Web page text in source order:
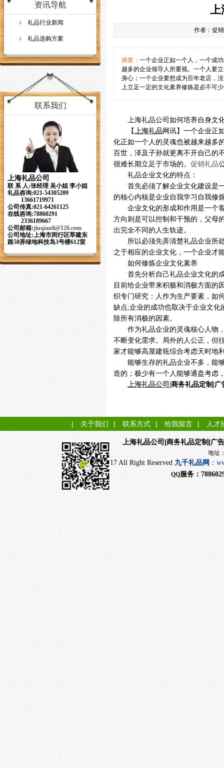
资讯导航
礼品行业新闻
礼品选购方案
联系我们
上海礼品公司
联 系 人:张经理 吴小姐 李小姐
礼品咨询:021-54305209
13661719971
公司传真:021-64261125
在线咨询:78860291
2336189667
公司邮箱:jiuqianli@126.com
公司地址:上海市闵行区莘建东
路58弄绿地科技岛3号楼612室
上
作者：促
摘要： 一个企业正如一个人，一个成
越多的企业领导人所重视。一个人要
身心；一个企业要想成为百年老店，
上立足一定的文化素养修炼是必不可
上海礼品公司如何培养自身文
【上海礼品网讯】一个企业正
化正如一个人的灵魂也被越来越多
百世，泽及子孙就更离不开自己的
很难长期立足于市场的。 促销礼品
礼品企业文化的特点：
首先必须了解企业文化建设是
的核心内核是企业自我学习自我修
企业文化的形成和作用是一个
方向则是可以控制和干预的，父母
出完全不同的人生轨迹。
所以必须先弄清楚礼品企业所
之于相应的企业文化，一个企业才
如何修炼企业文化素养
首先分析自己礼品企业文化的
目前给企业带来积极和消极方面的
织专门研究：人作为生产要素，如
缺点;企业的成功也取决于企业文
除所有消极的因素。
作为礼品企业的灵魂核心人物
不断变化需求。局外的人公正，但
家才能够高屋建瓴综合考虑天时地
能够生存的礼品企业不多，能
造的；极少有一个人能够通盘考虑
上海礼品公司 |商务礼品定制|
上海礼品公司 |商务礼品定制|广
地址：上海市闵行
CopyRight 2017 All Right Reserved 九千礼品网 ：
QQ服务：
| 关于我们 | 联系方式 | 给我留言 | 人才